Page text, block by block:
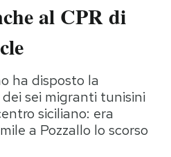
Moda
Storie/Idee
Ok Boomer!
Media
Europa
al CPR di
ha disposto la
sei migranti tunisini
siciliano: era
a Pozzallo lo scorso